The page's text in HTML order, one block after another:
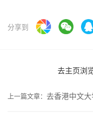
分享到
去主页浏
上一篇文章： 去香港中文